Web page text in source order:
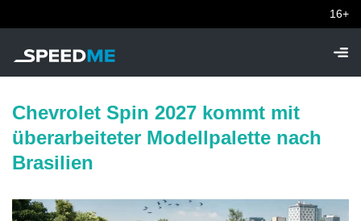
16+
Chevrolet Spin 2027 kommt mit
überarbeiteter Modellpalette nach
Brasilien